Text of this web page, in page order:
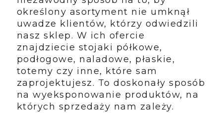
określony asortyment nie umknął
uwadze klientów, którzy odwiedzili
nasz sklep. W ich ofercie
znajdziecie stojaki półkowe,
podłogowe, naladowe, płaskie,
totemy czy inne, które sam
zaprojektujesz. To doskonały sposób
na wyeksponowanie produktów, na
których sprzedaży nam zależy.